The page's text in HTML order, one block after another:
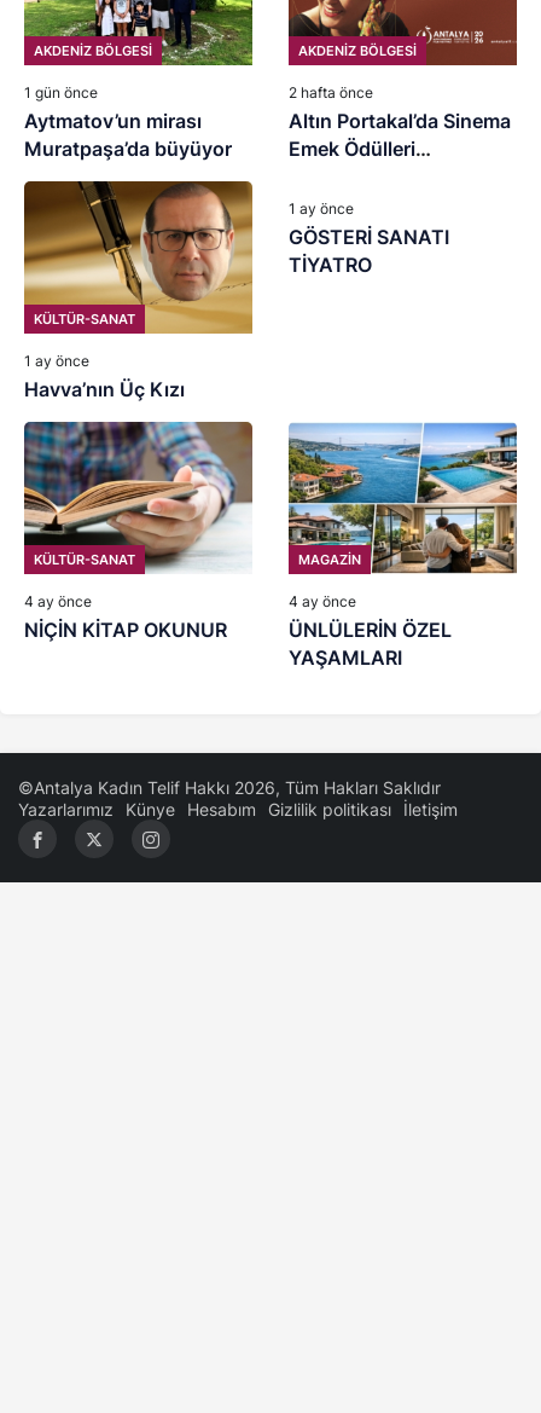
AKDENİZ BÖLGESİ
1 gün önce
Aytmatov’un mirası
Muratpaşa’da büyüyor
AKDENİZ BÖLGESİ
2 hafta önce
Altın Portakal’da Sinema
Emek Ödülleri
ve Suzan Kardeş’e
KÜLTÜR-SANAT
1 ay önce
Havva’nın Üç Kızı
1 ay önce
GÖSTERİ SANATI
TİYATRO
KÜLTÜR-SANAT
4 ay önce
NİÇİN KİTAP OKUNUR
MAGAZİN
4 ay önce
ÜNLÜLERİN ÖZEL
YAŞAMLARI
©Antalya Kadın Telif Hakkı 2026, Tüm Hakları Saklıdır
Yazarlarımız
Künye Hesabım Gizlilik politikası İletişim